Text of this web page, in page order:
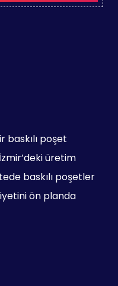
baskılı poşet
üretim
baskılı poşetler
ön planda